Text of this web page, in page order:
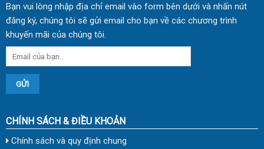
Bạn vui lòng nhập địa chỉ email vào form bên dưới và nhấn nút
đăng ký, chúng tôi sẽ gửi email cho bạn về các chương trình
khuyến mãi của chúng tôi.
CHÍNH SÁCH & ĐIỀU KHOẢN
Chính sách và quy định chung